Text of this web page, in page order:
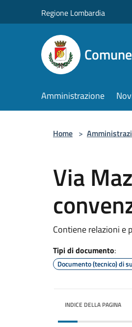
Regione Lombardia
Amministrazione
Home >
Via
Contiene relazioni e
Tipi di documento:
Documento (tecnico) di
INDICE DELLA PAGINA